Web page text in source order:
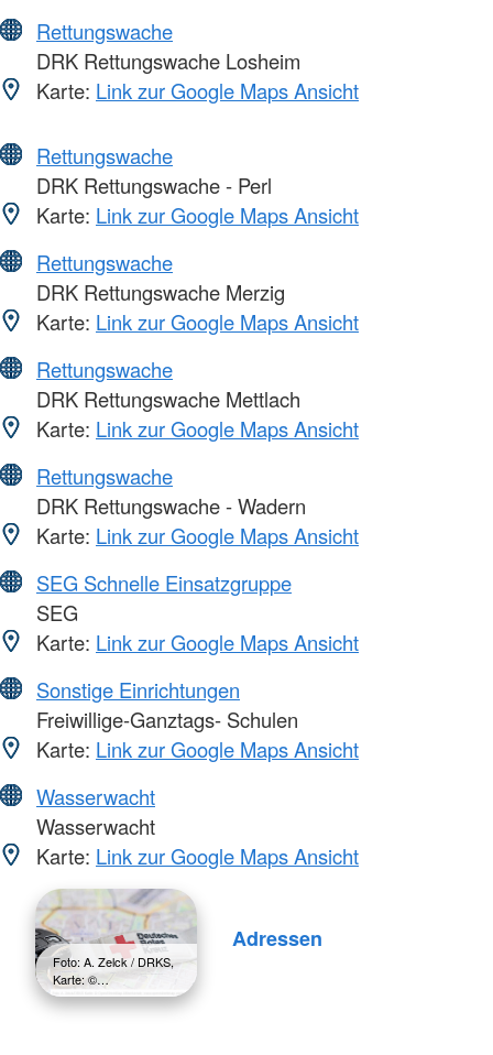
Rettungswache
DRK Rettungswache Losheim
Karte: Link zur Google Maps Ansicht
Rettungswache
DRK Rettungswache - Perl
Karte: Link zur Google Maps Ansicht
Rettungswache
DRK Rettungswache Merzig
Karte: Link zur Google Maps Ansicht
Rettungswache
DRK Rettungswache Mettlach
Karte: Link zur Google Maps Ansicht
Rettungswache
DRK Rettungswache - Wadern
Karte: Link zur Google Maps Ansicht
SEG Schnelle Einsatzgruppe
SEG
Karte: Link zur Google Maps Ansicht
Sonstige Einrichtungen
Freiwillige-Ganztags- Schulen
Karte: Link zur Google Maps Ansicht
Wasserwacht
Wasserwacht
Karte: Link zur Google Maps Ansicht
Foto: A. Zelck / DRKS,
Karte: ©…
Adressen